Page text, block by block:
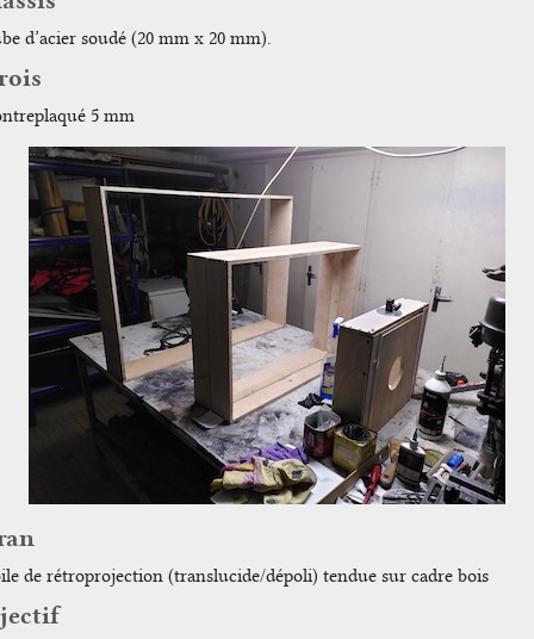
d’acier soudé (20 mm x 20 mm).
5 mm
de rétroprojection (translucide/dépoli) tendue sur cadre bois